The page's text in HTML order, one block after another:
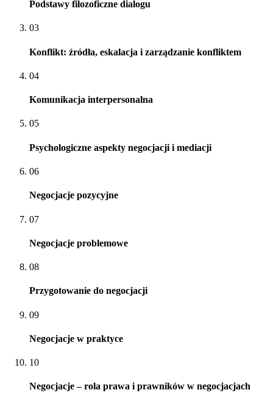
Podstawy filozoficzne dialogu
03
Konflikt: źródła, eskalacja i zarządzanie konfliktem
04
Komunikacja interpersonalna
05
Psychologiczne aspekty negocjacji i mediacji
06
Negocjacje pozycyjne
07
Negocjacje problemowe
08
Przygotowanie do negocjacji
09
Negocjacje w praktyce
10
Negocjacje – rola prawa i prawników w negocjacjach